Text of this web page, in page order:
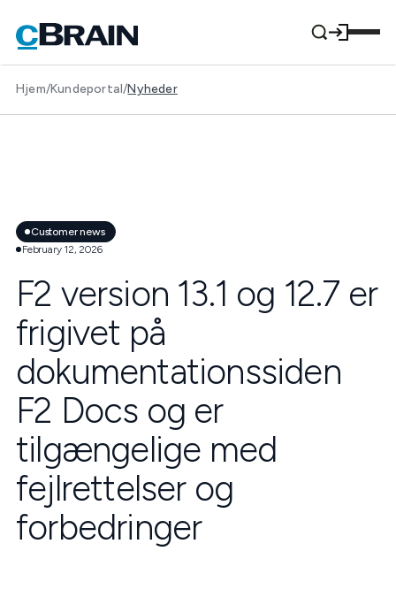
Hjem/Kundeportal/Nyheder
Customer news
February 12, 2026
F2 version 13.1 og 12.7 er
frigivet på
dokumentationssiden
F2 Docs og er
tilgængelige med
fejlrettelser og
forbedringer